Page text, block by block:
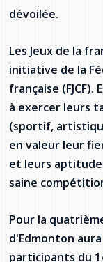
Joseph
Dominic
Yulia
dévoilée.
Les Jeux de la
initiative de la
française
à exercer leurs
(sportif,
en valeur leur
et leurs
saine
Pour la
d'Edmonton
participants du